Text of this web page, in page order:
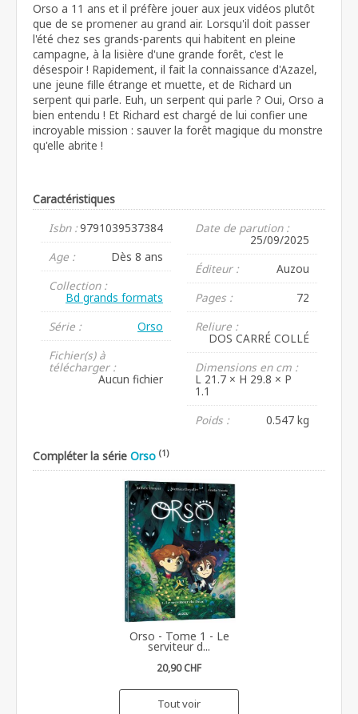
Orso a 11 ans et il préfère jouer aux jeux vidéos plutôt
que de se promener au grand air. Lorsqu'il doit passer
l'été chez ses grands-parents qui habitent en pleine
campagne, à la lisière d'une grande forêt, c'est le
désespoir ! Rapidement, il fait la connaissance d'Azazel,
une jeune fille étrange et muette, et de Richard un
serpent qui parle. Euh, un serpent qui parle ? Oui, Orso a
bien entendu ! Et Richard est chargé de lui confier une
incroyable mission : sauver la forêt magique du monstre
qu'elle abrite !
Caractéristiques
Isbn :9791039537384
Age :
Dès 8 ans
Collection :
Bd grands formats
Série :
Orso
Fichier(s) à
télécharger :
Aucun fichier
Date de parution :
25/09/2025
Éditeur :
Auzou
Pages :
72
Reliure :
DOS CARRÉ COLLÉ
Dimensions en cm :
L 21.7 × H 29.8 × P
1.1
Poids :
0.547 kg
Compléter la série Orso (1)
Orso - Tome 1 - Le
serviteur d...
20,90 CHF
Tout voir